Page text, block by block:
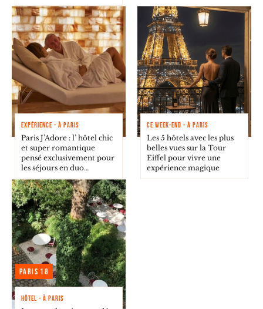
EXPÉRIENCE - À PARIS
Paris J’Adore : l’ hôtel chic
et super romantique
pensé exclusivement pour
les séjours en duo…
CE WEEK-END - À PARIS
Les 5 hôtels avec les plus
belles vues sur la Tour
Eiffel pour vivre une
expérience magique
Paris 18
HÔTEL - À PARIS